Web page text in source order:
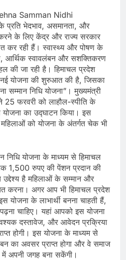
Samman Nidhi
प्रति भेदभाव, असमानता, और
के लिए केंद्र और राज्य सरकार
कर रही हैं। स्वास्थ्य और पोषण के
आर्थिक स्वावलंबन और सशक्तिकरण
की जा रही है। हिमाचल प्रदेश
योजना की शुरुआत की है, जिसका
सम्मान निधि योजना”। मुख्यमंत्री
फरवरी को लाहौल-स्पीति के
का उद्घाटन किया। इस
महिलाओं को योजना के अंतर्गत चेक भी
निधि योजना के माध्यम से हिमाचल
1,500 रुपए की पेंशन प्रदान की
उद्देश्य है महिलाओं के सम्मान और
करना। अगर आप भी हिमाचल प्रदेश
के लाभार्थी बनना चाहती हैं,
चाहिए। यहां आपको इस योजना
दस्तावेज, और आवेदन प्रक्रिया
होगी। इस योजना के माध्यम से
का अवसर प्राप्त होगा और वे समाज
अपनी जगह बना सकेंगी।